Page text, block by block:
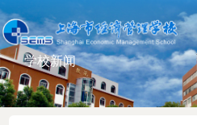
学校新闻